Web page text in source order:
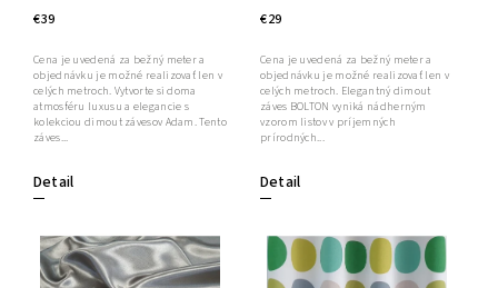
€39
Detail
Cena je uvedená za bežný meter a
objednávku je možné realizovať len v
celých metroch. Vytvorte si doma
atmosféru luxusu a elegancie s
kolekciou dimout závesov Adam. Tento
záves...
€29
Detail
Cena je uvedená za bežný meter a
objednávku je možné realizovať len v
celých metroch. Elegantný dimout
záves BOLTON vyniká nádherným
vzorom listov v príjemných
prírodných...